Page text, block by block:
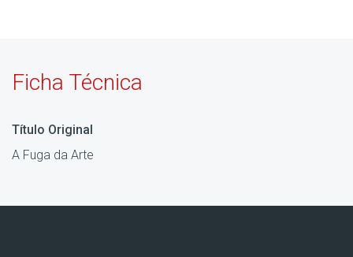
Ficha Técnica
Título Original
A Fuga da Arte